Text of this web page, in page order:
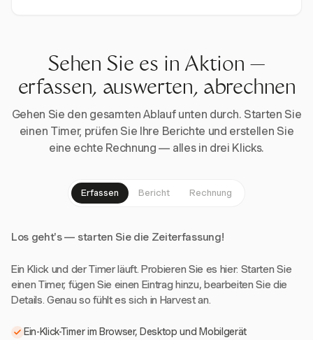
Sehen Sie es in Aktion —
erfassen, auswerten, abrechnen
Gehen Sie den gesamten Ablauf unten durch. Starten Sie
einen Timer, prüfen Sie Ihre Berichte und erstellen Sie
eine echte Rechnung — alles in drei Klicks.
Erfassen Bericht Rechnung
Los geht's — starten Sie die Zeiterfassung!
Ein Klick und der Timer läuft. Probieren Sie es hier: Starten Sie
einen Timer, fügen Sie einen Eintrag hinzu, bearbeiten Sie die
Details. Genau so fühlt es sich in Harvest an.
Ein-Klick-Timer im Browser, Desktop und Mobilgerät